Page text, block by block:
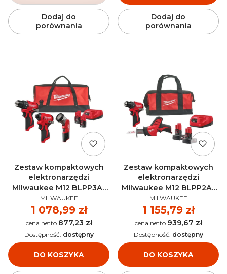
Dodaj do
porównania
Dodaj do
porównania
Zestaw kompaktowych
elektronarzędzi
Milwaukee M12 BLPP3A-
202B AKU 12V (2x 2.0 Ah) -
4933499694
PRODUCENT
MILWAUKEE
Cena
1 078,99 zł
Cena 877,23 zł
DO KOSZYKA
Dostępność: dostępny
Zestaw kompaktowych
elektronarzędzi
Milwaukee M12 BLPP2A-
402B AKU 12V (2x 4.0 Ah) -
4933499692
PRODUCENT
MILWAUKEE
Cena
1 155,79 zł
Cena 939,67 zł
DO KOSZYKA
Dostępność: dostępny